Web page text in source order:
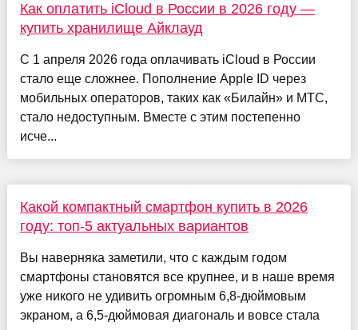
Как оплатить iCloud в России в 2026 году —
купить хранилище Айклауд
С 1 апреля 2026 года оплачивать iCloud в России
стало еще сложнее. Пополнение Apple ID через
мобильных операторов, таких как «Билайн» и МТС,
стало недоступным. Вместе с этим постепенно
исче...
Какой компактный смартфон купить в 2026
году: топ-5 актуальных вариантов
Вы наверняка заметили, что с каждым годом
смартфоны становятся все крупнее, и в наше время
уже никого не удивить огромным 6,8-дюймовым
экраном, а 6,5-дюймовая диагональ и вовсе стала